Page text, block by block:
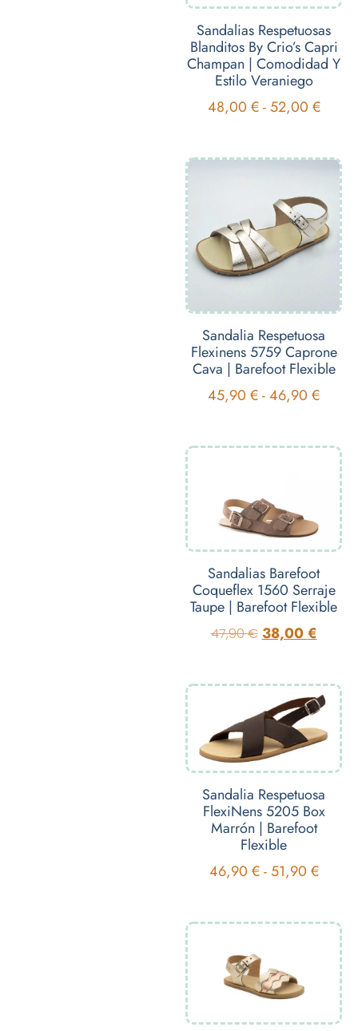
Sandalias Respetuosas
Blanditos By Crio’s Capri
Champan | Comodidad Y
Estilo Veraniego
48,00 € - 52,00 €
Sandalia Respetuosa
Flexinens 5759 Caprone
Cava | Barefoot Flexible
45,90€-46,90€
Sandalias Barefoot
Coqueflex 1560 Serraje
Taupe | Barefoot Flexible
47,90€ 38,00€
Sandalia Respetuosa
FlexiNens 5205 Box
Marrón | Barefoot
Flexible
46,90 € - 51,90 €